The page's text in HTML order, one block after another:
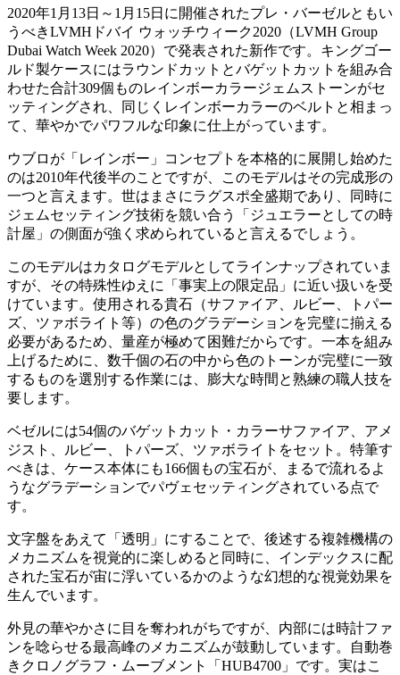
2020年1月13日～1月15日に開催されたプレ・バーゼルともい
うべきLVMHドバイ ウォッチウィーク2020（LVMH Group
Dubai Watch Week 2020）で発表された新作です。キングゴー
ルド製ケースにはラウンドカットとバゲットカットを組み合
わせた合計309個ものレインボーカラージェムストーンがセ
ッティングされ、同じくレインボーカラーのベルトと相まっ
て、華やかでパワフルな印象に仕上がっています。
ウブロが「レインボー」コンセプトを本格的に展開し始めた
のは2010年代後半のことですが、このモデルはその完成形の
一つと言えます。世はまさにラグスポ全盛期であり、同時に
ジェムセッティング技術を競い合う「ジュエラーとしての時
計屋」の側面が強く求められていると言えるでしょう。
このモデルはカタログモデルとしてラインナップされていま
すが、その特殊性ゆえに「事実上の限定品」に近い扱いを受
けています。使用される貴石（サファイア、ルビー、トパー
ズ、ツァボライト等）の色のグラデーションを完璧に揃える
必要があるため、量産が極めて困難だからです。一本を組み
上げるために、数千個の石の中から色のトーンが完璧に一致
するものを選別する作業には、膨大な時間と熟練の職人技を
要します。
ベゼルには54個のバゲットカット・カラーサファイア、アメ
ジスト、ルビー、トパーズ、ツァボライトをセット。特筆す
べきは、ケース本体にも166個もの宝石が、まるで流れるよ
うなグラデーションでパヴェセッティングされている点で
す。
文字盤をあえて「透明」にすることで、後述する複雑機構の
メカニズムを視覚的に楽しめると同時に、インデックスに配
された宝石が宙に浮いているかのような幻想的な視覚効果を
生んでいます。
外見の華やかさに目を奪われがちですが、内部には時計ファ
ンを唸らせる最高峰のメカニズムが鼓動しています。自動巻
きクロノグラフ・ムーブメント「HUB4700」です。実はこ